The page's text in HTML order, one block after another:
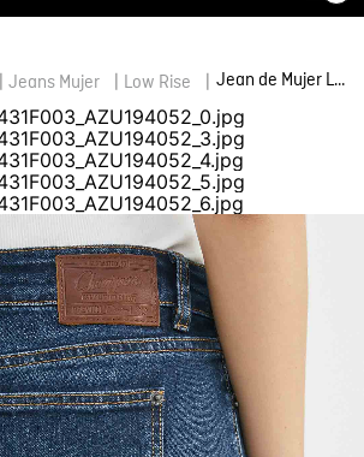
Jeans Mujer Low Rise Jean de Mujer Low Rise, Rusty, Bota Skinny - Azul Oscuro Vintage + Rotos